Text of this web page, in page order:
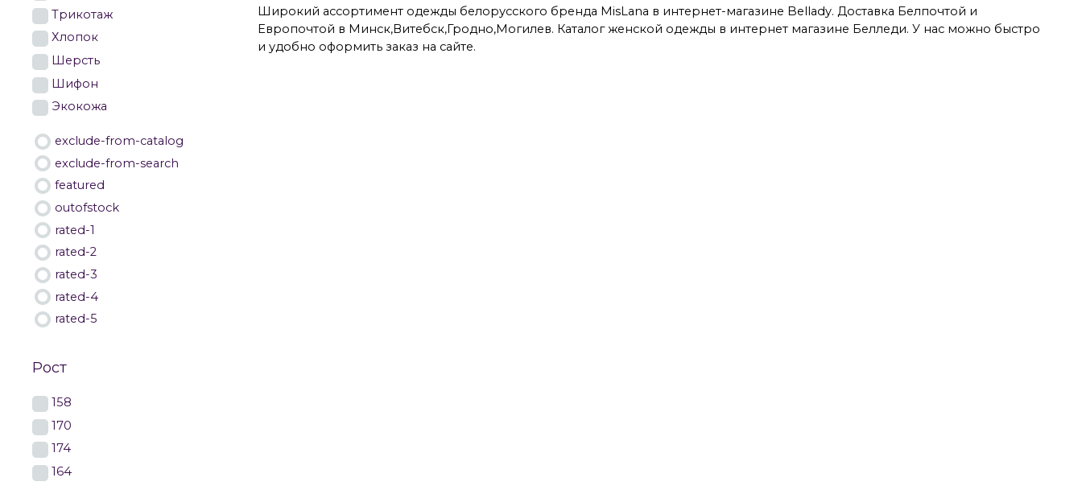
Широкий ассортимент одежды белорусского бренда MisLana в интернет-магазине Bellady. Доставка Белпочтой и
Европочтой в Минск,Витебск,Гродно,Могилев. Каталог женской одежды в интернет магазине Белледи. У нас можно быстро
и удобно оформить заказ на сайте.
Трикотаж
Хлопок
Шерсть
Шифон
Экокожа
exclude-from-catalog
exclude-from-search
featured
outofstock
rated-1
rated-2
rated-3
rated-4
rated-5
Рост
158
170
174
164